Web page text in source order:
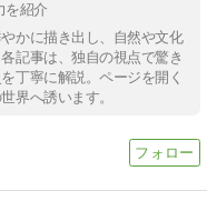
を紹介
かに描き出し、自然や文化
記事は、独自の視点で驚き
丁寧に解説。ページを開く
界へ誘います。